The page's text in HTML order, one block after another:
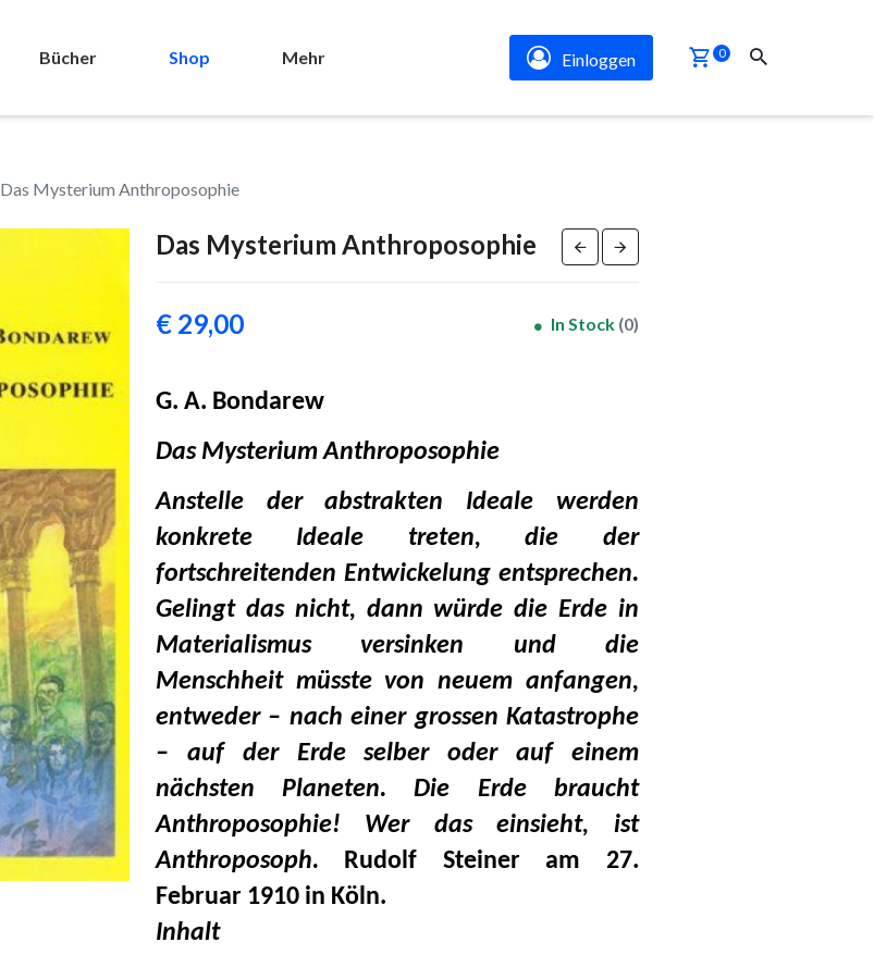
Bücher Shop Mehr Einloggen 0
Das Mysterium Anthroposophie
Das Mysterium Anthroposophie
€ 29,00 In Stock (0)
G. A. Bondarew
Das Mysterium Anthroposophie
Anstelle der abstrakten Ideale werden
konkrete Ideale treten, die der
fortschreitenden Entwickelung entsprechen.
Gelingt das nicht, dann würde die Erde in
Materialismus versinken und die
Menschheit müsste von neuem anfangen,
entweder – nach einer grossen Katastrophe
– auf der Erde selber oder auf einem
nächsten Planeten. Die Erde braucht
Anthroposophie! Wer das einsieht, ist
Anthroposoph. Rudolf Steiner am 27.
Februar 1910 in Köln.
Inhalt